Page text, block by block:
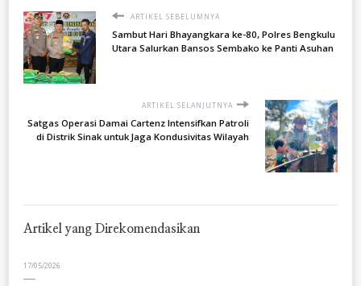
ARTIKEL SEBELUMNYA
Sambut Hari Bhayangkara ke-80, Polres Bengkulu
Utara Salurkan Bansos Sembako ke Panti Asuhan
ARTIKEL SELANJUTNYA
Satgas Operasi Damai Cartenz Intensifkan Patroli
di Distrik Sinak untuk Jaga Kondusivitas Wilayah
Artikel yang Direkomendasikan
17/05/2026